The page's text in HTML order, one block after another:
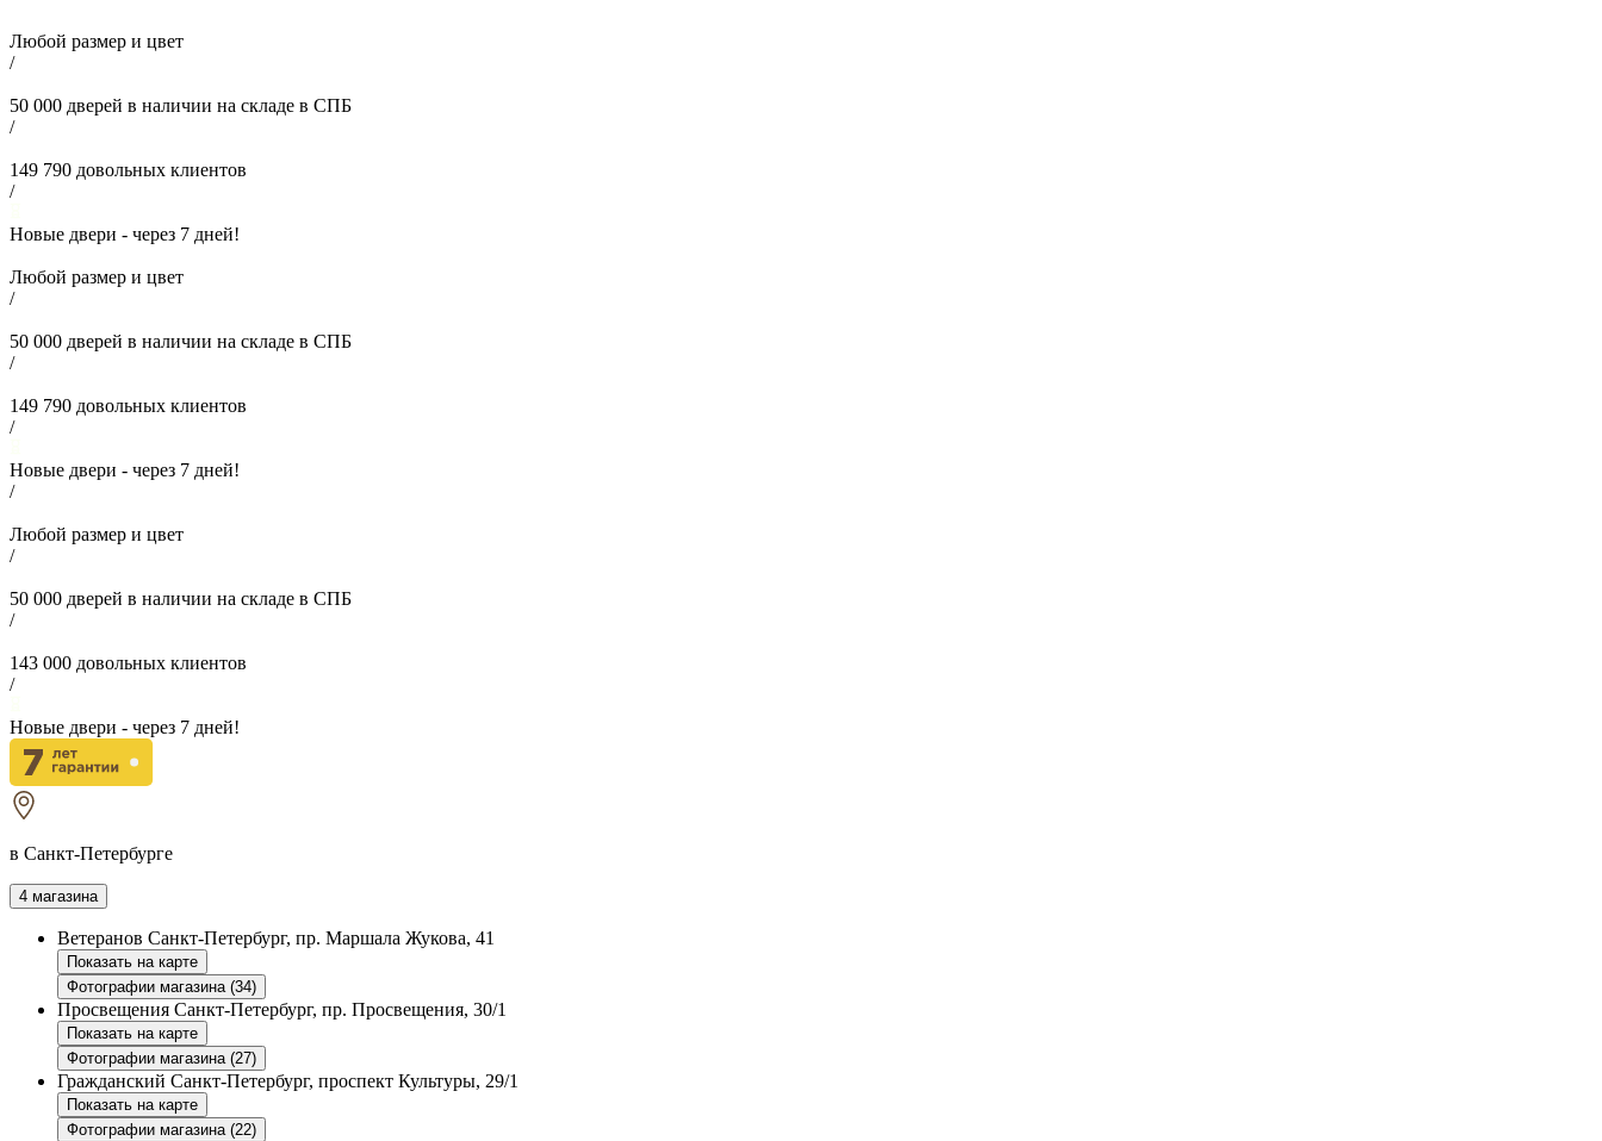
Любой размер и цвет
/
50 000 дверей в наличии на складе в СПБ
/
149 790 довольных клиентов
/
Новые двери - через 7 дней!
Любой размер и цвет
/
50 000 дверей в наличии на складе в СПБ
/
149 790 довольных клиентов
/
Новые двери - через 7 дней!
/
Любой размер и цвет
/
50 000 дверей в наличии на складе в СПБ
/
143 000 довольных клиентов
/
Новые двери - через 7 дней!
в Санкт-Петербурге
4 магазина
Ветеранов Санкт-Петербург, пр. Маршала Жукова, 41
Показать на карте
Фотографии магазина (34)
Просвещения Санкт-Петербург, пр. Просвещения, 30/1
Показать на карте
Фотографии магазина (27)
Гражданский Санкт-Петербург, проспект Культуры, 29/1
Показать на карте
Фотографии магазина (22)